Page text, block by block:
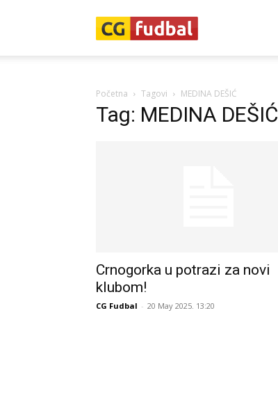
Početna Tagovi MEDINA DEŠIĆ
Tag: MEDINA DEŠIĆ
Crnogorka u potrazi za novi
klubom!
CG Fudbal - 20 May 2025. 13:20